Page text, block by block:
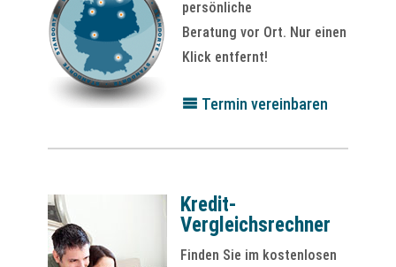
persönliche
Beratung vor Ort. Nur einen
Klick entfernt!
Termin vereinbaren
Kredit-
Vergleichsrechner
Finden Sie im kostenlosen